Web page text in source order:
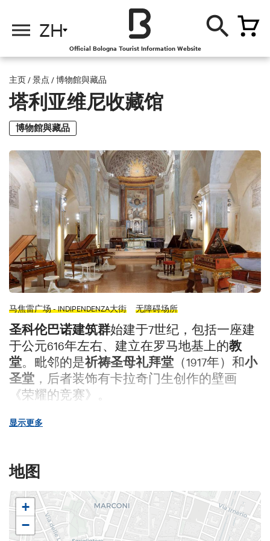
ZH
Official Bologna Tourist Information Website
主页 /景点 /博物館與藏品
塔利亚维尼收藏馆
博物館與藏品
马焦雷广场 - INDIPENDENZA大街 无障碍场所
圣科伦巴诺建筑群始建于7世纪，包括一座建
于公元616年左右、建立在罗马地基上的教
堂。毗邻的是祈祷圣母礼拜堂 （1917年）和小
圣堂 ，后者装饰有卡拉奇门生创作的壁画
《荣耀的竞赛》。
该建筑群于2005年被博洛尼亚储蓄银行基金
会购入并修复，期间发现了一座中世纪地
·皮萨诺（Giunta Pisano）的13世纪早期壁画。
建筑群于2010年重新开放，并设有
古乐器收藏馆，这是一个极具价值且仍可使
用的独特收藏，自1969年由路易吉·费迪南多·
塔利亚维尼大师开始建立，以一架16世纪的小
显示更多
地图
+
−